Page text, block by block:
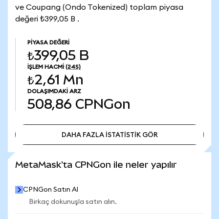
ve Coupang (Ondo Tokenized) toplam piyasa
değeri ₺399,05 B .
PIYASA DEĞERI
₺399,05 B
İŞLEM HACMI (24S)
₺2,61 Mn
DOLAŞIMDAKI ARZ
508,86 CPNGon
DAHA FAZLA İSTATİSTİK GÖR
MetaMask'ta CPNGon ile neler yapılır
CPNGon Satın Al
Birkaç dokunuşla satın alın.